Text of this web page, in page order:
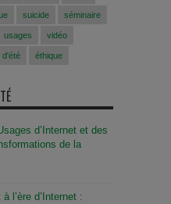
suicide séminaire
usages vidéo
d'été éthique
d’Internet et des
de la
l’ère d’Internet :